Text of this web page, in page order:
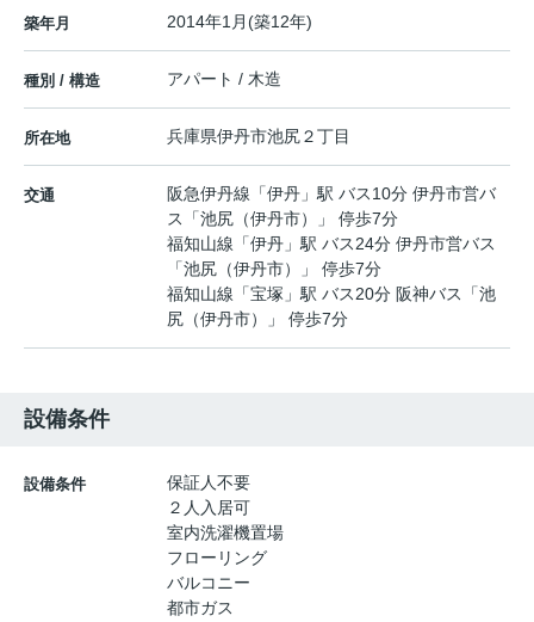
築年月 2014年1月(築12年)
種別 / 構造 アパート / 木造
所在地 兵庫県伊丹市池尻２丁目
交通 阪急伊丹線 「伊丹 」駅 バス10分 伊丹市営バ
ス「池尻（伊丹市）」 停歩7分
福知山線 「伊丹 」駅 バス24分 伊丹市営バス
「池尻（伊丹市）」 停歩7分
福知山線 「宝塚 」駅 バス20分 阪神バス「池
尻（伊丹市）」 停歩7分
設備条件
設備条件
保証人不要
２人入居可
室内洗濯機置場
フローリング
バルコニー
都市ガス